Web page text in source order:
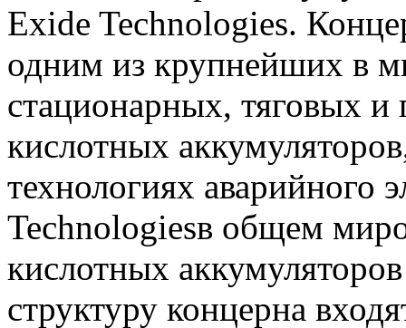
Exide Technologies.
одним из крупнейших в
стационарных, тяговых
кислотных
технологиях аварийного
Technologiesв общем
кислотных
структуру концерна